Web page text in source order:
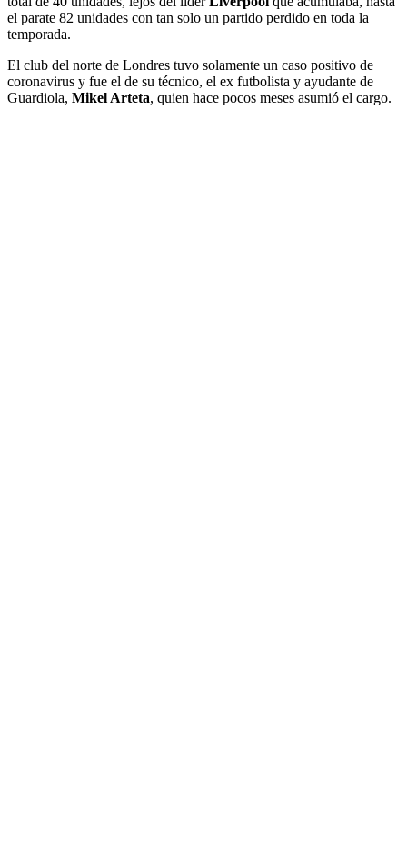
el parate 82 unidades con tan solo un partido perdido en toda la
temporada.
El club del norte de Londres tuvo solamente un caso positivo de
coronavirus y fue el de su técnico, el ex futbolista y ayudante de
Guardiola, Mikel Arteta, quien hace pocos meses asumió el cargo.